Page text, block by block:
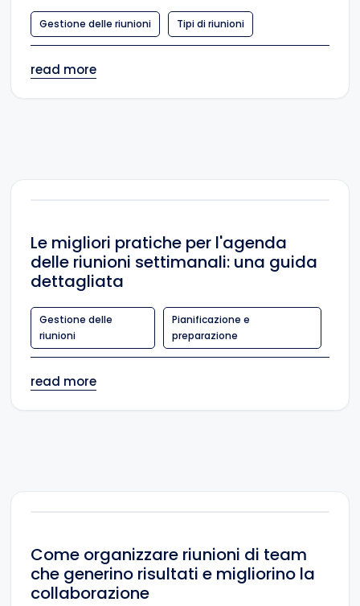
Gestione delle riunioni Tipi di riunioni
read more
Le migliori pratiche per l'agenda
delle riunioni settimanali: una guida
dettagliata
Gestione delle
riunioni
Pianificazione e
preparazione
read more
Come organizzare riunioni di team
che generino risultati e migliorino la
collaborazione